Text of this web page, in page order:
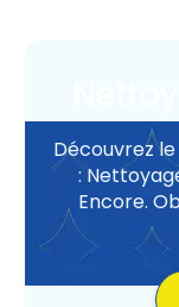
Découvrez
:
Encore.